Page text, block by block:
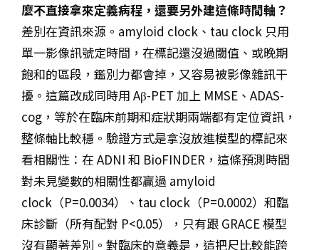
麼不直接拿來定義病程，還要另外建這條時間軸？
差別在資訊來源。amyloid clock、tau clock 只用
單一影像訊號定時間，在標記還沒過閾值、或晚期
飽和的區段，鑑別力都會掉，又容易被影像雜訊干
擾。這篇改成同時用 Aβ-PET 加上 MMSE、ADAS-
cog，等於在臨床前期和症狀期兩端都有定位資訊，
整條軸比較穩。驗證方式是拿沒放進模型的標記來
看相關性：在 ADNI 和 BioFINDER，這條預測時間
對未見變數的相關性都贏過 amyloid
clock（P=0.0034）、tau clock（P=0.0002）和臨
床診斷（所有配對 P<0.05），只有跟 GRACE 模型
沒有顯著差別。對臨床的意義是，這把尺比較能跨